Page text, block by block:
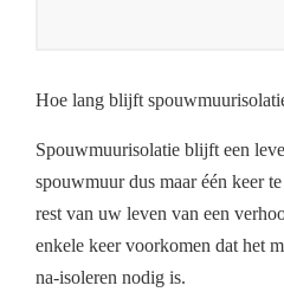
Hoe lang blijft
Spouwmuurisolatie blijft een
spouwmuur dus maar één keer
rest van uw leven van een
enkele keer voorkomen dat het
na-isoleren nodig is.